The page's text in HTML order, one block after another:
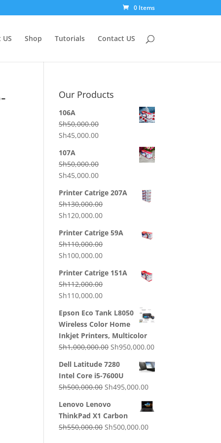
0 Items
Shop Tutorials Contact US
Our Products
106A
Sh50,000.00
Original
was:
Sh50,000.00.
Sh45,000.00Current
107A
Sh50,000.00
Original
was:
Sh50,000.00.
Sh45,000.00Current
is:
Sh45,000.00.
Printer Catrige 207A
Sh130,000.00
Original
was:
Sh130,000.00.
Sh120,000.00Current
is:
Printer Catrige 59A
Sh110,000.00
Original
was:
Sh110,000.00.
Sh100,000.00Current
is:
Printer Catrige 151A
Sh112,000.00
Original
was:
Sh112,000.00.
Sh110,000.00Current
is:
Sh110,000.00.
Epson Eco Tank L8050
Wireless Color Home
Inkjet Printers, Multicolor
Sh1,000,000.00 Original
was:
Sh1,000,000.00.
Sh950,000.00Current
is:
Dell Latitude 7280
Intel Core i5-7600U
Sh500,000.00 Original
was:
Sh500,000.00.
Sh495,000.00Current
is:
Lenovo Lenovo
ThinkPad X1 Carbon
Sh550,000.00 Original
Sh500,000.00Current